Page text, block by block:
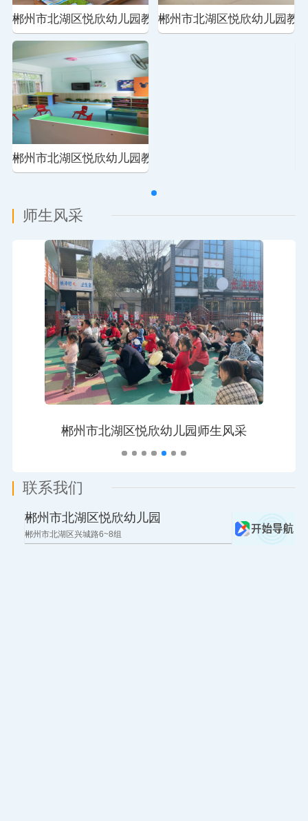
教学环境
郴州市北湖区悦欣幼儿园教学环境郴州市北湖区悦欣幼儿园教
郴州市北湖区悦欣幼儿园教学环境
师生风采
郴州市北湖区悦欣幼儿园师生风采
联系我们
郴州市北湖区悦欣幼儿园
郴州市北湖区兴城路6~8组